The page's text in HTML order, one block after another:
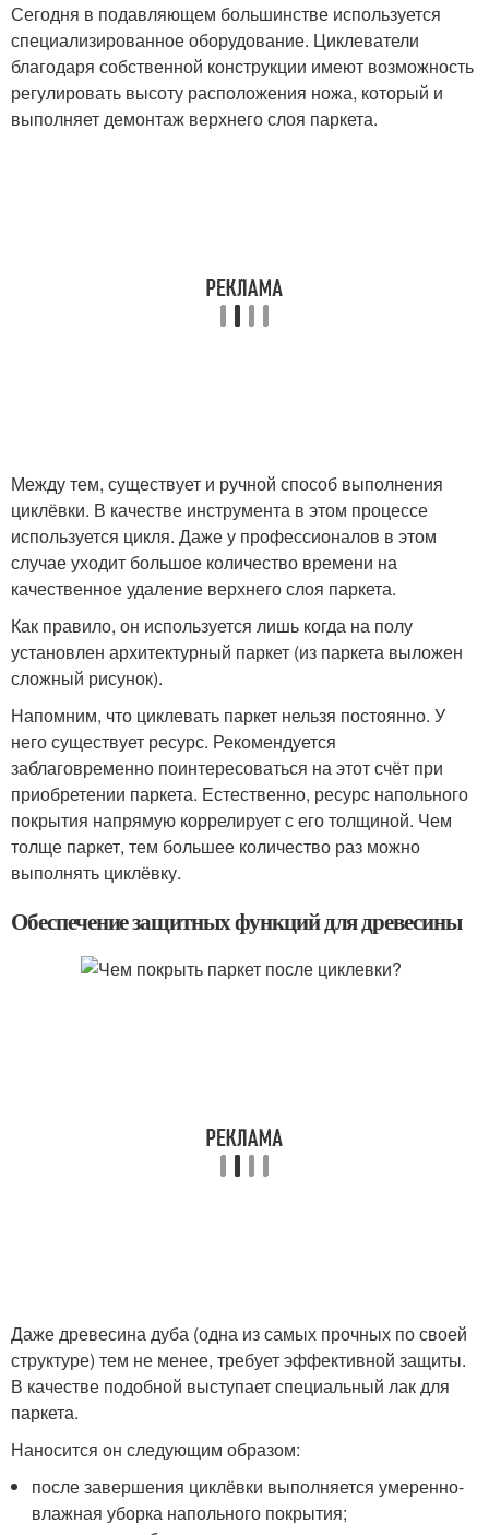
Сегодня в подавляющем большинстве используется
специализированное оборудование. Циклеватели
благодаря собственной конструкции имеют возможность
регулировать высоту расположения ножа, который и
выполняет демонтаж верхнего слоя паркета.
Между тем, существует и ручной способ выполнения
циклёвки. В качестве инструмента в этом процессе
используется цикля. Даже у профессионалов в этом
случае уходит большое количество времени на
качественное удаление верхнего слоя паркета.
Как правило, он используется лишь когда на полу
установлен архитектурный паркет (из паркета выложен
сложный рисунок).
Напомним, что циклевать паркет нельзя постоянно. У
него существует ресурс. Рекомендуется
заблаговременно поинтересоваться на этот счёт при
приобретении паркета. Естественно, ресурс напольного
покрытия напрямую коррелирует с его толщиной. Чем
толще паркет, тем большее количество раз можно
выполнять циклёвку.
Обеспечение защитных функций для древесины
Даже древесина дуба (одна из самых прочных по своей
структуре) тем не менее, требует эффективной защиты.
В качестве подобной выступает специальный лак для
паркета.
Наносится он следующим образом:
после завершения циклёвки выполняется умеренно-
влажная уборка напольного покрытия;